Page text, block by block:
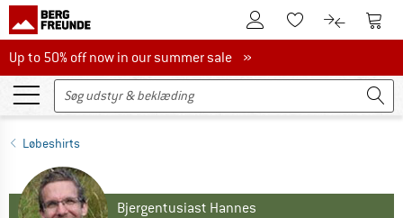
Til kundekontoenTil huskesedlen.
Til Til
Up to 50% off now in our summer sale
Up to 50% off now in our summer sale »
Løbeshirts
Bjergentusiast Hannes